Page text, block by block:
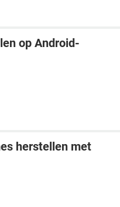
op Android-
herstellen met